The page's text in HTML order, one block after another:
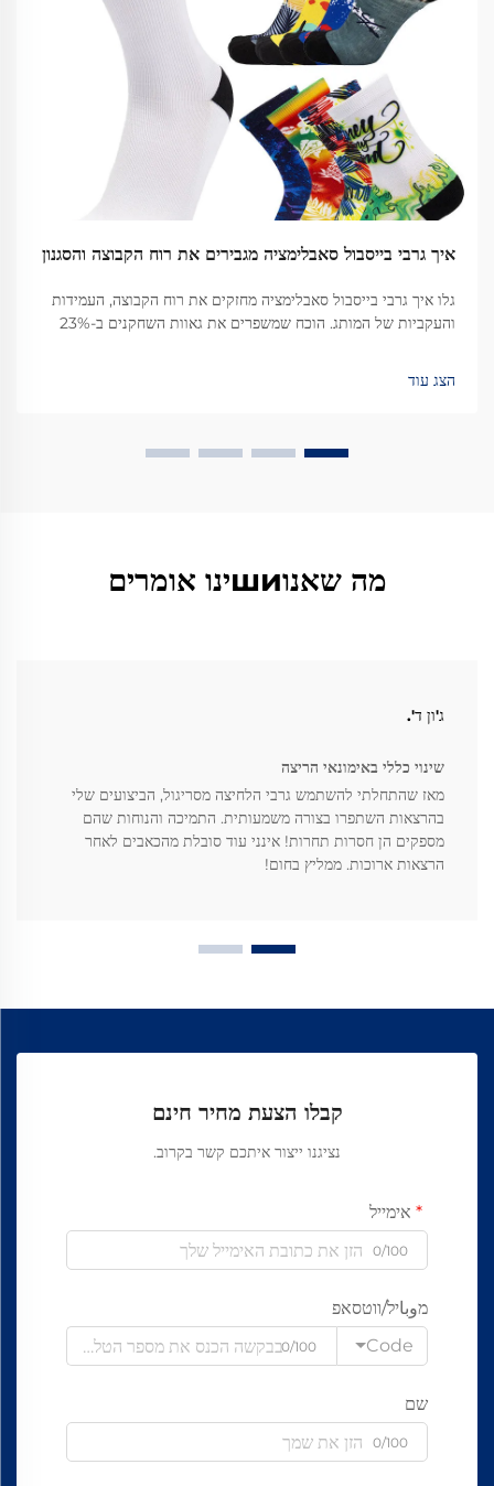
איך גרבי בייסבול סאבלימציה מגבירים את רוח הקבוצה והסגנון
גלו איך גרבי בייסבול סאבלימציה מחזקים את רוח הקבוצה, העמידות
והעקביות של המותג. הוכח שמשפרים את גאוות השחקנים ב-23%
הצג עוד
מה שאנוшиינו אומרים
ג'ון ד'.
שינוי כללי באימונאי הריצה
מאז שהתחלתי להשתמש גרבי הלחיצה מסריגול, הביצועים שלי
בהרצאות השתפרו בצורה משמעותית. התמיכה והנוחות שהם
מספקים הן חסרות תחרות! אינני עוד סובלת מהכאבים לאחר
הרצאות ארוכות. ממליץ בחום!
קבלו הצעת מחיר חינם
נציגנו ייצור איתכם קשר בקרוב.
אימייל
0/100
מوباיל/ווטסאפ
Code
0/100
שם
0/100